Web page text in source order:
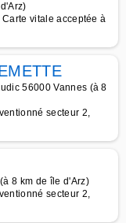
vitale acceptée à
56000 Vannes (à 8
secteur 2,
8 km de île d'Arz)
secteur 2,